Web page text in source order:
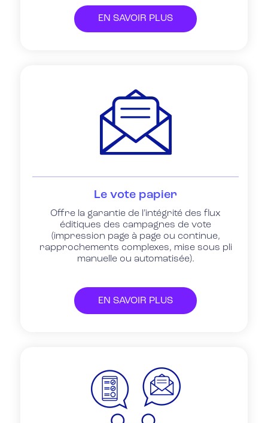
EN SAVOIR PLUS
Le vote papier
Offre la garantie de l’intégrité des flux
éditiques des campagnes de vote
(impression page à page ou continue,
rapprochements complexes, mise sous pli
manuelle ou automatisée).
EN SAVOIR PLUS